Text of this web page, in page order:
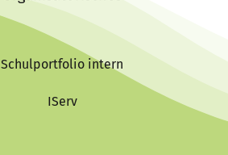
Schulportfolio intern
IServ